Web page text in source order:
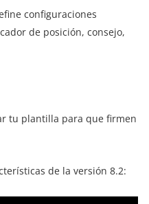
configuraciones
de posición, consejo,
tu plantilla para que firmen
de la versión 8.2: